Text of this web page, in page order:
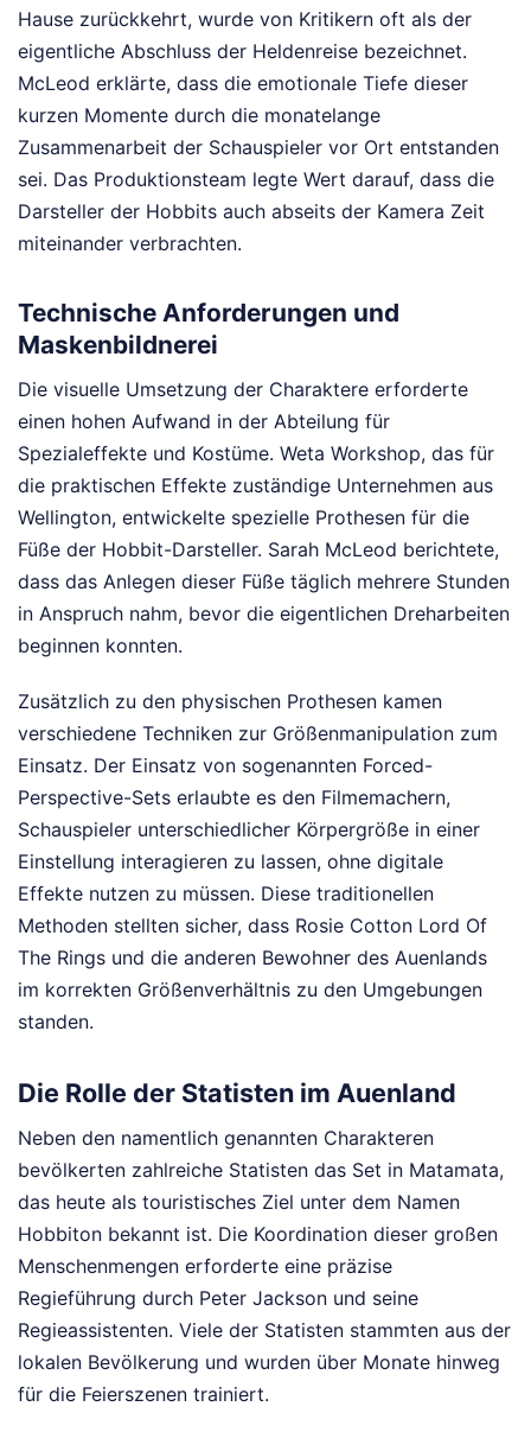
Hause zurückkehrt, wurde von Kritikern oft als der
eigentliche Abschluss der Heldenreise bezeichnet.
McLeod erklärte, dass die emotionale Tiefe dieser
kurzen Momente durch die monatelange
Zusammenarbeit der Schauspieler vor Ort entstanden
sei. Das Produktionsteam legte Wert darauf, dass die
Darsteller der Hobbits auch abseits der Kamera Zeit
miteinander verbrachten.
Technische Anforderungen und
Maskenbildnerei
Die visuelle Umsetzung der Charaktere erforderte
einen hohen Aufwand in der Abteilung für
Spezialeffekte und Kostüme. Weta Workshop, das für
die praktischen Effekte zuständige Unternehmen aus
Wellington, entwickelte spezielle Prothesen für die
Füße der Hobbit-Darsteller. Sarah McLeod berichtete,
dass das Anlegen dieser Füße täglich mehrere Stunden
in Anspruch nahm, bevor die eigentlichen Dreharbeiten
beginnen konnten.
Zusätzlich zu den physischen Prothesen kamen
verschiedene Techniken zur Größenmanipulation zum
Einsatz. Der Einsatz von sogenannten Forced-
Perspective-Sets erlaubte es den Filmemachern,
Schauspieler unterschiedlicher Körpergröße in einer
Einstellung interagieren zu lassen, ohne digitale
Effekte nutzen zu müssen. Diese traditionellen
Methoden stellten sicher, dass Rosie Cotton Lord Of
The Rings und die anderen Bewohner des Auenlands
im korrekten Größenverhältnis zu den Umgebungen
standen.
Die Rolle der Statisten im Auenland
Neben den namentlich genannten Charakteren
bevölkerten zahlreiche Statisten das Set in Matamata,
das heute als touristisches Ziel unter dem Namen
Hobbiton bekannt ist. Die Koordination dieser großen
Menschenmengen erforderte eine präzise
Regieführung durch Peter Jackson und seine
Regieassistenten. Viele der Statisten stammten aus der
lokalen Bevölkerung und wurden über Monate hinweg
für die Feierszenen trainiert.